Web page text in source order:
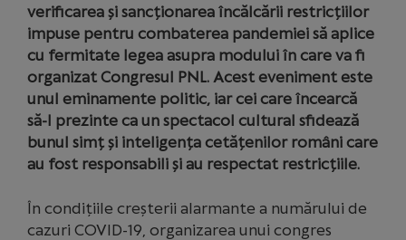
verificarea și sancționarea încălcării restricțiilor
impuse pentru combaterea pandemiei să aplice
cu fermitate legea asupra modului în care va fi
organizat Congresul PNL. Acest eveniment este
unul eminamente politic, iar cei care încearcă
să-l prezinte ca un spectacol cultural sfidează
bunul simț și inteligența cetățenilor români care
au fost responsabili și au respectat restricțiile.
În condițiile creșterii alarmante a numărului de
cazuri COVID-19, organizarea unui congres